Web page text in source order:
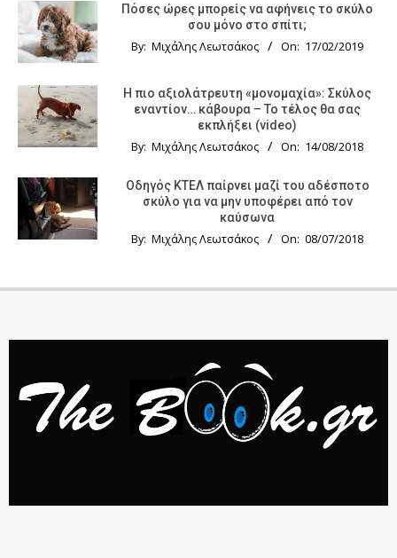
Πόσες ώρες μπορείς να αφήνεις το σκύλο
σου μόνο στο σπίτι;
By: Μιχάλης Λεωτσάκος On: 17/02/2019
Η πιο αξιολάτρευτη «μονομαχία»: Σκύλος
εναντίον… κάβουρα – Το τέλος θα σας
εκπλήξει (video)
By: Μιχάλης Λεωτσάκος On: 14/08/2018
Οδηγός KTΕΛ παίρνει μαζί του αδέσποτο
σκύλο για να μην υποφέρει από τον
καύσωνα
By: Μιχάλης Λεωτσάκος On: 08/07/2018